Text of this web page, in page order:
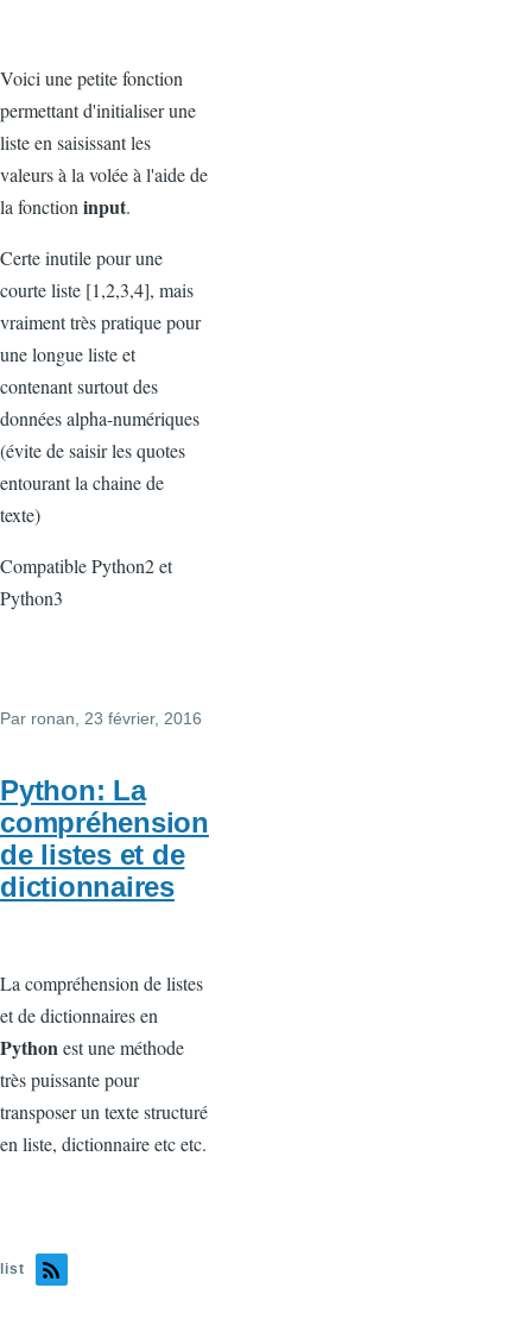
Voici une petite fonction
permettant d'initialiser une
liste en saisissant les
valeurs à la volée à l'aide de
la fonctioninput.
Certe inutile pour une
courte liste [1,2,3,4], mais
vraiment très pratique pour
une longue liste et
contenant surtout des
données alpha-numériques
(évite de saisir les quotes
entourant la chaine de
texte)
Compatible Python2 et
Python3
Par ronan, 23 février, 2016
Python: La
compréhension
de listes et de
dictionnaires
La compréhension de listes
et de dictionnaires en
Pythonest une méthode
très puissante pour
transposer un texte structuré
en liste, dictionnaire etc etc.
list